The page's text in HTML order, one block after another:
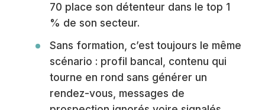
70 place son détenteur dans le top 1
% de son secteur.
Sans formation, c’est toujours le même
scénario : profil bancal, contenu qui
tourne en rond sans générer un
rendez-vous, messages de